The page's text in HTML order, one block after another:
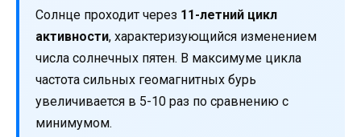
Солнце проходит через 11-летний цикл
активности, характеризующийся изменением
числа солнечных пятен. В максимуме цикла
частота сильных геомагнитных бурь
увеличивается в 5-10 раз по сравнению с
минимумом.